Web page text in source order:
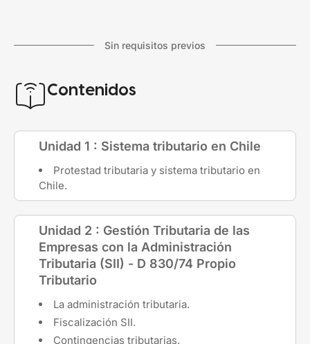
Sin requisitos previos
Contenidos
Unidad 1 : Sistema tributario en Chile
Protestad tributaria y sistema tributario en
Chile.
Unidad 2 : Gestión Tributaria de las
Empresas con la Administración
Tributaria (SII) - D 830/74 Propio
Tributario
La administración tributaria.
Fiscalización SII.
Contingencias tributarias.